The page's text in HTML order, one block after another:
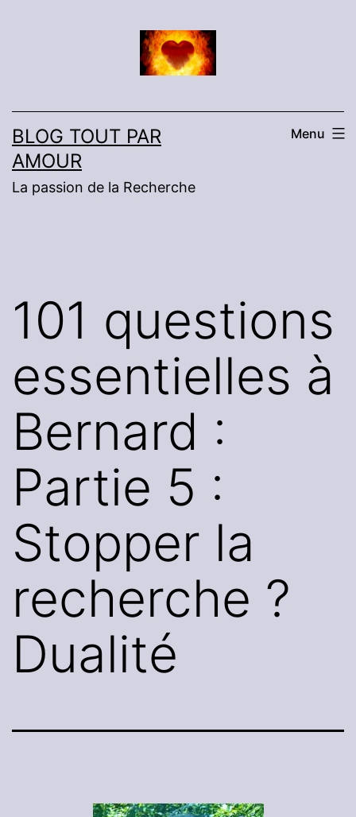
BLOG TOUT PAR
AMOUR
La passion de la Recherche
Menu
101 questions
essentielles à
Bernard :
Partie 5 :
Stopper la
recherche ?
Dualité